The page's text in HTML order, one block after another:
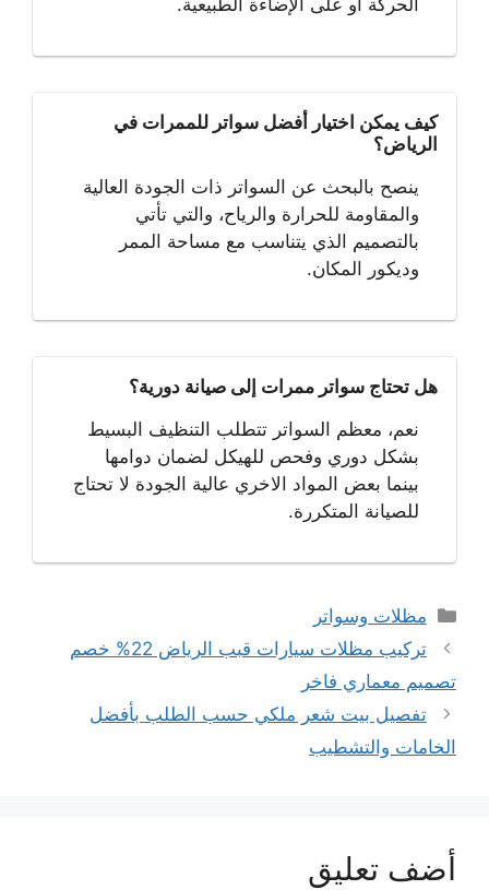
الحركة أو على الإضاءة الطبيعية.
كيف يمكن اختيار أفضل سواتر للممرات في
الرياض؟
ينصح بالبحث عن السواتر ذات الجودة العالية
والمقاومة للحرارة والرياح، والتي تأتي
بالتصميم الذي يتناسب مع مساحة الممر
وديكور المكان.
هل تحتاج سواتر ممرات إلى صيانة دورية؟
نعم، معظم السواتر تتطلب التنظيف البسيط
بشكل دوري وفحص للهيكل لضمان دوامها
بينما بعض المواد الاخري عالية الجودة لا تحتاج
للصيانة المتكررة.
التصنيفات
مظلات وسواتر
تصفّح
تركيب مظلات سيارات قبب الرياض 22% خصم
تصميم معماري فاخر
تفصيل بيت شعر ملكي حسب الطلب بأفضل
الخامات والتشطيب
أضف تعليق